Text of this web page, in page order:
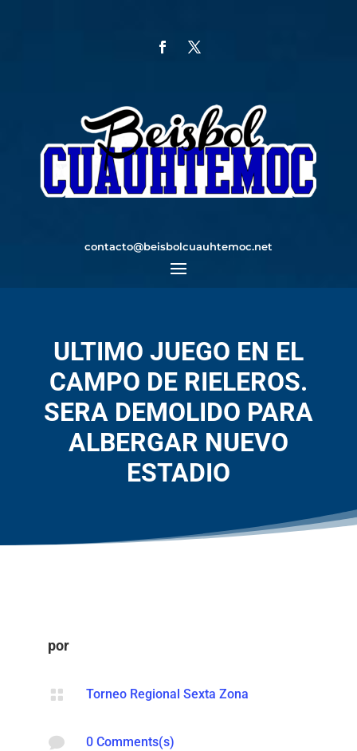
contacto@beisbolcuauhtemoc.net
ULTIMO JUEGO EN EL
CAMPO DE RIELEROS.
SERA DEMOLIDO PARA
ALBERGAR NUEVO
ESTADIO
por
 Torneo Regional Sexta Zona
 0 Comments(s)